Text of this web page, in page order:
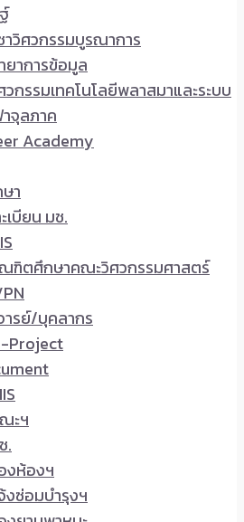
าวิศวกรรมบูรณาการ
ยาการข้อมูล
วกรรมเทคโนโลยีพลาสมาและระบบ
จุลภาค
Academy
า
เบียน มช.
ฑิตศึกษาคณะวิศวกรรมศาสตร์
รย์/บุคลากร
Project
ะฯ
.
งห้องฯ
งซ่อมบำรุงฯ